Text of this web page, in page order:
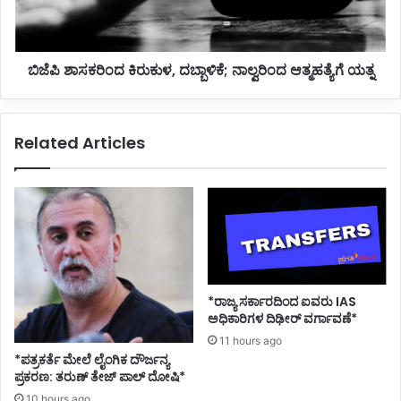
ವಿ
ದ್
ಯಾ
ಳಿ
ದೃ
ರಿಂ
ದ
ಕಿ
ದ
ರಿಂ
ದ
ಆ
ತ್
ಮ
ಬಿಜೆಪಿ ಶಾಸಕರಿಂದ ಕಿರುಕುಳ, ದಬ್ಬಾಳಿಕೆ; ನಾಲ್ವರಿಂದ ಆತ್ಮಹತ್ಯೆಗೆ ಯತ್ನ
Related Articles
*ಪತ್ರಕರ್ತೆ ಮೇಲೆ ಲೈಂಗಿಕ ದೌರ್ಜನ್ಯ
ಪ್ರಕರಣ: ತರುಣ್ ತೇಜ್ ಪಾಲ್ ದೋಷಿ*
*ರಾಜ್ಯ ಸರ್ಕಾರದಿಂದ ಐವರು IAS
ಅಧಿಕಾರಿಗಳ ದಿಢೀರ್ ವರ್ಗಾವಣೆ*
11 hours ago